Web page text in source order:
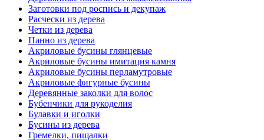
Заготовки под роспись и декупаж
Расчески из дерева
Четки из дерева
Панно из дерева
Акриловые бусины глянцевые
Акриловые бусины имитация камня
Акриловые бусины перламутровые
Акриловые фигурные бусины
Деревянные заколки для волос
Бубенчики для рукоделия
Булавки и иголки
Бусины из дерева
Гремелки, пищалки